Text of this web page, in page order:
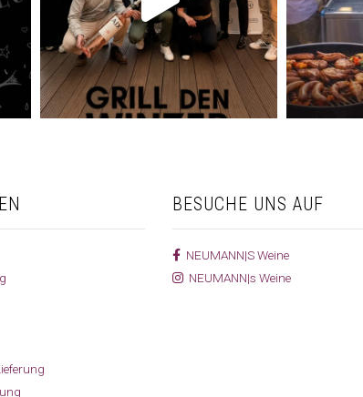
BESUCHE UNS AUF
NEUMANN|S Weine
NEUMANN|s Weine